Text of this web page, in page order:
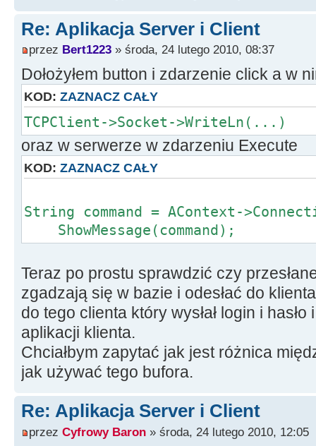
Re: Aplikacja Server i Client
przez Bert1223 » środa, 24 lutego 2010, 08:37
Dołożyłem button i zdarzenie click a w
KOD: ZAZNACZ CAŁY
TCPClient->Socket->WriteLn(...)
oraz w serwerze w zdarzeniu Execute
KOD: ZAZNACZ CAŁY
String command = AContext-
ShowMessage(command);
Teraz po prostu sprawdzić czy
zgadzają się w bazie i odesłać do
do tego clienta który wysłał login i
aplikacji klienta.
Chciałbym zapytać jak jest różnica
jak używać tego bufora.
Re: Aplikacja Server i Client
przez Cyfrowy Baron » środa, 24 lutego 2010, 12:05